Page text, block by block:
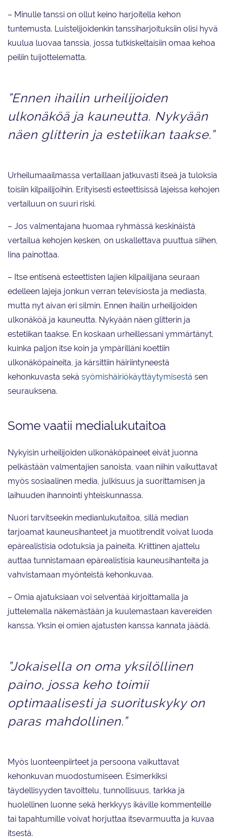
– Minulle tanssi on ollut keino harjoitella kehon
tuntemusta. Luistelijoidenkin tanssiharjoituksiin olisi hyvä
kuulua luovaa tanssia, jossa tutkiskeltaisiin omaa kehoa
peiliin tuijottelematta.
”Ennen ihailin urheilijoiden
ulkonäköä ja kauneutta. Nykyään
näen glitterin ja estetiikan taakse.”
Urheilumaailmassa vertaillaan jatkuvasti itseä ja tuloksia
toisiin kilpailijoihin. Erityisesti esteettisissä lajeissa kehojen
vertailuun on suuri riski.
– Jos valmentajana huomaa ryhmässä keskinäistä
vertailua kehojen kesken, on uskallettava puuttua siihen,
Iina painottaa.
– Itse entisenä esteettisten lajien kilpailijana seuraan
edelleen lajeja jonkun verran televisiosta ja mediasta,
mutta nyt aivan eri silmin. Ennen ihailin urheilijoiden
ulkonäköä ja kauneutta. Nykyään näen glitterin ja
estetiikan taakse. En koskaan urheillessani ymmärtänyt,
kuinka paljon itse koin ja ympärilläni koettiin
ulkonäköpaineita, ja kärsittiin häiriintyneestä
kehonkuvasta sekä syömishäiriökäyttäytymisestä sen
seurauksena.
Some vaatii medialukutaitoa
Nykyisin urheilijoiden ulkonäköpaineet eivät juonna
pelkästään valmentajien sanoista, vaan niihin vaikuttavat
myös sosiaalinen media, julkisuus ja suorittamisen ja
laihuuden ihannointi yhteiskunnassa.
Nuori tarvitseekin medianlukutaitoa, sillä median
tarjoamat kauneusihanteet ja muotitrendit voivat luoda
epärealistisia odotuksia ja paineita. Kriittinen ajattelu
auttaa tunnistamaan epärealistisia kauneusihanteita ja
vahvistamaan myönteistä kehonkuvaa.
– Omia ajatuksiaan voi selventää kirjoittamalla ja
juttelemalla näkemästään ja kuulemastaan kavereiden
kanssa. Yksin ei omien ajatusten kanssa kannata jäädä.
”Jokaisella on oma yksilöllinen
paino, jossa keho toimii
optimaalisesti ja suorituskyky on
paras mahdollinen.”
Myös luonteenpiirteet ja persoona vaikuttavat
kehonkuvan muodostumiseen. Esimerkiksi
täydellisyyden tavoittelu, tunnollisuus, tarkka ja
huolellinen luonne sekä herkkyys ikäville kommenteille
tai tapahtumille voivat horjuttaa itsevarmuutta ja kuvaa
itsestä.